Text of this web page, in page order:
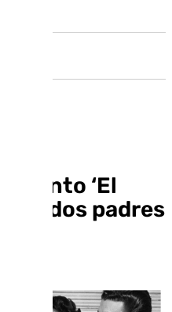
‘El
los dos padres